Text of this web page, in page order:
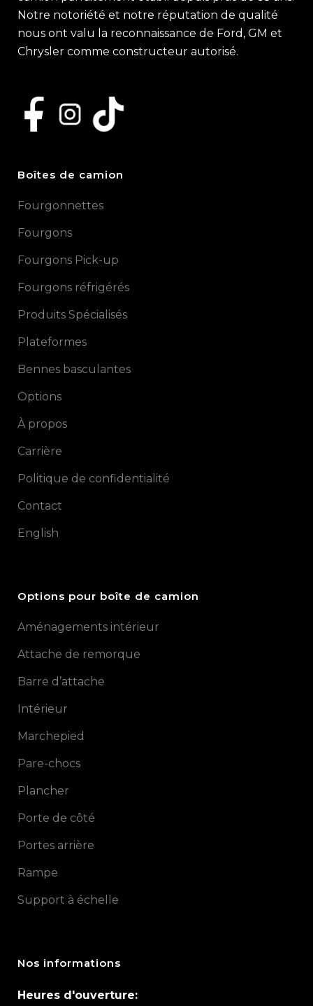
Notre notoriété et notre réputation de qualité
nous ont valu la reconnaissance de Ford, GM et
Chrysler comme constructeur autorisé.
Boîtes de camion
Fourgonnettes
Fourgons
Fourgons Pick-up
Fourgons réfrigérés
Produits Spécialisés
Plateformes
Bennes basculantes
Options
À propos
Carrière
Politique de confidentialité
Contact
English
Options pour boîte de camion
Aménagements intérieur
Attache de remorque
Barre d’attache
Intérieur
Marchepied
Pare-chocs
Plancher
Porte de côté
Portes arrière
Rampe
Support à échelle
Nos informations
Heures d'ouverture: